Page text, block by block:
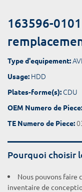
163596-
Type d'equipement:
Usage: HDD
Plates-forme(s): CDU
OEM Numero de Piece:
TE Numero de Piece:
Pourquoi choisir
Nous pouvons faire
inventaire de